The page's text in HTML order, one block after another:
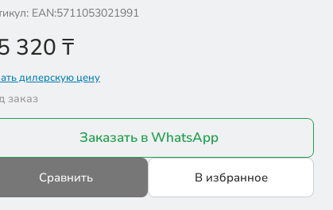
EAN:5711053021991
320 ₸
дилерскую цену
заказ
Заказать в WhatsApp
Сравнить В избранное